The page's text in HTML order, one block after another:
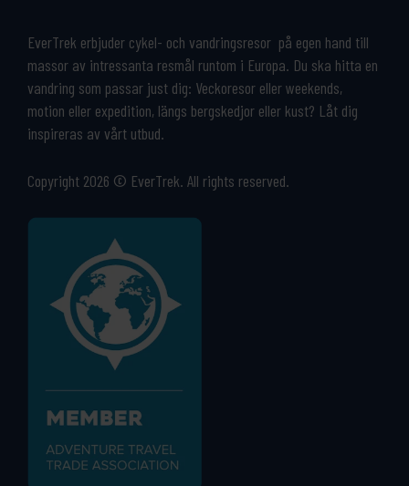
EverTrek erbjuder cykel- och vandringsresor på egen hand till
massor av intressanta resmål runtom i Europa. Du ska hitta en
vandring som passar just dig: Veckoresor eller weekends,
motion eller expedition, längs bergskedjor eller kust? Låt dig
inspireras av vårt utbud.
Copyright 2026 © EverTrek. All rights reserved.